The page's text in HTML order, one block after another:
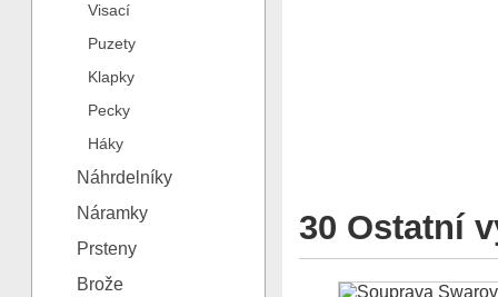
Visací
Puzety
Klapky
Pecky
Háky
Náhrdelníky
Náramky
Prsteny
Brože
30 Ostatní